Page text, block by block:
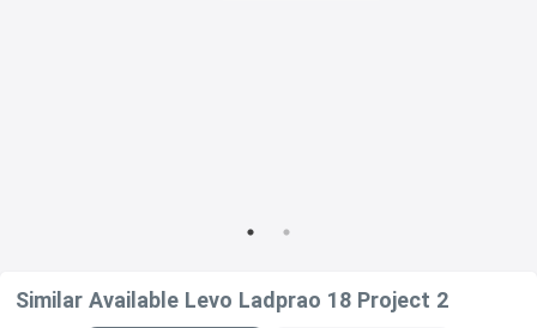
Similar Available Levo Ladprao 18 Project 2